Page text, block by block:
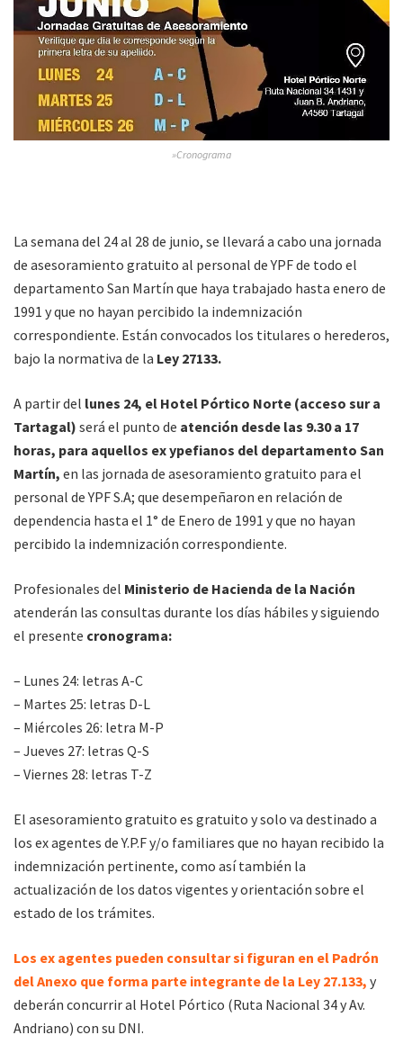
»Cronograma
La semana del 24 al 28 de junio, se llevará a cabo una jornada
de asesoramiento gratuito al personal de YPF de todo el
departamento San Martín que haya trabajado hasta enero de
1991 y que no hayan percibido la indemnización
correspondiente. Están convocados los titulares o herederos,
bajo la normativa de la Ley 27133.
A partir del lunes 24, el Hotel Pórtico Norte (acceso sur a
Tartagal) será el punto de atención desde las 9.30 a 17
horas, para aquellos ex ypefianos del departamento San
Martín, en las jornada de asesoramiento gratuito para el
personal de YPF S.A; que desempeñaron en relación de
dependencia hasta el 1° de Enero de 1991 y que no hayan
percibido la indemnización correspondiente.
Profesionales del Ministerio de Hacienda de la Nación
atenderán las consultas durante los días hábiles y siguiendo
el presente cronograma:
– Lunes 24: letras A-C
– Martes 25: letras D-L
– Miércoles 26: letra M-P
– Jueves 27: letras Q-S
– Viernes 28: letras T-Z
El asesoramiento gratuito es gratuito y solo va destinado a
los ex agentes de Y.P.F y/o familiares que no hayan recibido la
indemnización pertinente, como así también la
actualización de los datos vigentes y orientación sobre el
estado de los trámites.
Los ex agentes pueden consultar si figuran en el Padrón
del Anexo que forma parte integrante de la Ley 27.133, y
deberán concurrir al Hotel Pórtico (Ruta Nacional 34 y Av.
Andriano) con su DNI.